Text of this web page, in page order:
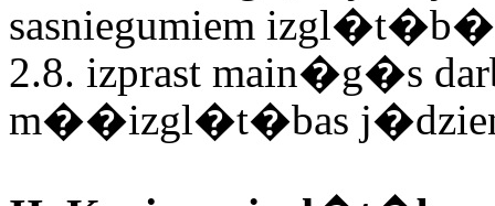
sasniegumiem
2.8. izprast main�g�s
m��izgl�t�bas